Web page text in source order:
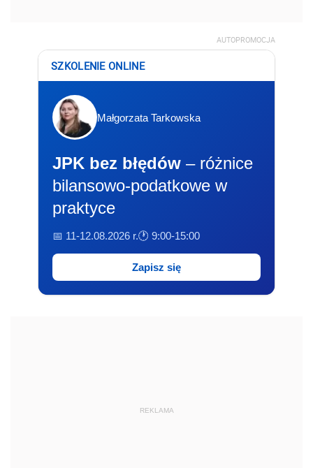
AUTOPROMOCJA
SZKOLENIE ONLINE
Małgorzata Tarkowska
JPK bez błędów – różnice
bilansowo-podatkowe w
praktyce
📅 11-12.08.2026 r.🕐 9:00-15:00
Zapisz się
REKLAMA